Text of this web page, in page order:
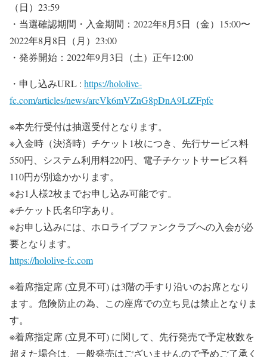
（日）23:59
・当選確認期間・入金期間：2022年8月5日（金）15:00〜
2022年8月8日（月）23:00
・発券開始：2022年9月3日（土）正午12:00
・申し込みURL : https://hololive-
fc.com/articles/news/arcVk6mVZnG8pDnA9LtZFpfc
※本先行受付は抽選受付となります。
※入金時（決済時）チケット1枚につき、先行サービス料
550円、システム利用料220円、電子チケットサービス料
110円が別途かかります。
※お1人様2枚までお申し込み可能です。
※チケット氏名印字あり。
※お申し込みには、ホロライブファンクラブへの入会が必
要となります。
https://hololive-fc.com
※着席指定席 (立見不可) は3階の手すり沿いのお席となり
ます。危険防止の為、この座席での立ち見は禁止となりま
す。
※着席指定席 (立見不可) に関して、先行発売で予定枚数を
超えた場合は、一般発売はございませんので予めご了承く